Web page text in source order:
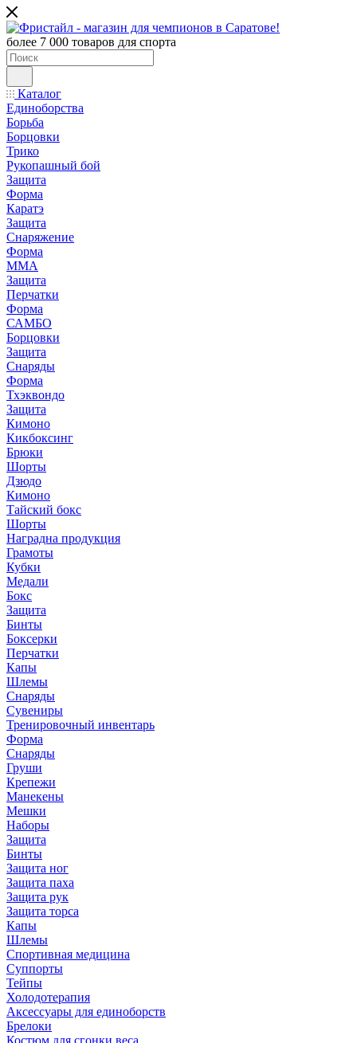
более 7 000 товаров для спорта
Каталог
Единоборства
Борьба
Борцовки
Трико
Рукопашный бой
Защита
Форма
Каратэ
Защита
Снаряжение
Форма
ММА
Защита
Перчатки
Форма
САМБО
Борцовки
Защита
Снаряды
Форма
Тхэквондо
Защита
Кимоно
Кикбоксинг
Брюки
Шорты
Дзюдо
Кимоно
Тайский бокс
Шорты
Наградна продукция
Грамоты
Кубки
Медали
Бокс
Защита
Бинты
Боксерки
Перчатки
Капы
Шлемы
Снаряды
Сувениры
Тренировочный инвентарь
Форма
Снаряды
Груши
Крепежи
Манекены
Мешки
Наборы
Защита
Бинты
Защита ног
Защита паха
Защита рук
Защита торса
Капы
Шлемы
Спортивная медицина
Суппорты
Тейпы
Холодотерапия
Аксессуары для единоборств
Брелоки
Костюм для сгонки веса